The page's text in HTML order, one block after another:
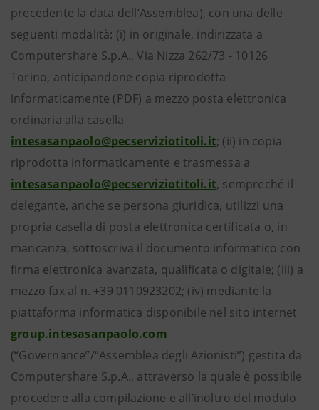
precedente la data dell’Assemblea), con una delle
seguenti modalità: (i) in originale, indirizzata a
Computershare S.p.A., Via Nizza 262/73 - 10126
Torino, anticipandone copia riprodotta
informaticamente (PDF) a mezzo posta elettronica
ordinaria alla casella
intesasanpaolo@pecserviziotitoli.it; (ii) in copia
riprodotta informaticamente e trasmessa a
intesasanpaolo@pecserviziotitoli.it, sempreché il
delegante, anche se persona giuridica, utilizzi una
propria casella di posta elettronica certificata o, in
mancanza, sottoscriva il documento informatico con
firma elettronica avanzata, qualificata o digitale; (iii) a
mezzo fax al n. +39 0110923202; (iv) mediante la
piattaforma informatica disponibile nel sito internet
group.intesasanpaolo.com
(“Governance”/“Assemblea degli Azionisti”) gestita da
Computershare S.p.A., attraverso la quale è possibile
procedere alla compilazione e all’inoltro del modulo